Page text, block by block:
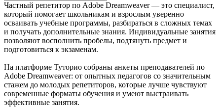
Частный репетитор по Adobe Dreamweaver — это специалист,
который помогает школьникам и взрослым уверенно
осваивать учебные программы, разбираться в сложных темах
и получать дополнительные знания. Индивидуальные занятия
позволяют восполнить пробелы, подтянуть предмет и
подготовиться к экзаменам.
На платформе Туторио собраны анкеты преподавателей по
Adobe Dreamweaver: от опытных педагогов со значительным
стажем до молодых репетиторов, которые лучше чувствуют
современные форматы обучения и умеют выстраивать
эффективные занятия.